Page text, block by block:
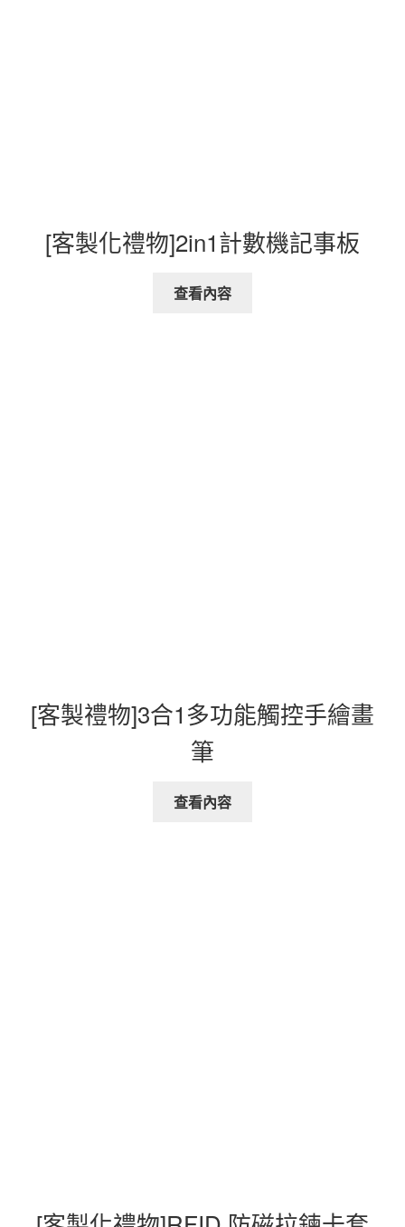
[客製化禮物]2in1計數機記事板
查看內容
[客製禮物]3合1多功能觸控手繪畫
筆
查看內容